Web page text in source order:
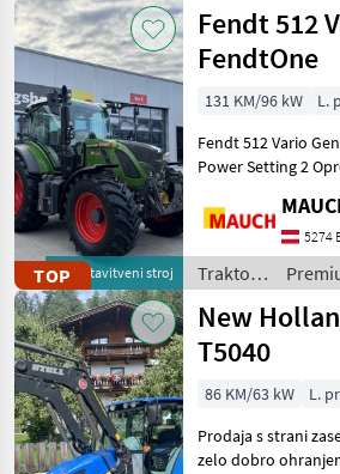
Fahrzeugpapiere
vorhanden 1,
Fahr
TOPpredstavitveni stroj
Fendt 512
FendtOne
131 KM/96 kW L.
Fendt 512 Vario
Power Setting 2 Oprema: -
položaj/
dvostransko
krmilni ventili na
(DUDK) -
5274
Traktor /
Fendt
New
T5040
86 KM/63 kW L.
Prodaja s strani
zelo dobro